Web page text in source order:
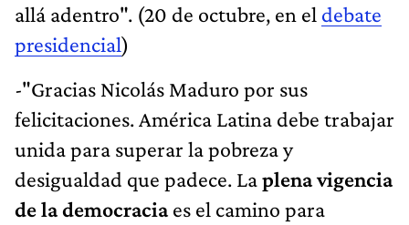
allá adentro". (20 de octubre, en el debate
presidencial)
-"Gracias Nicolás Maduro por sus
felicitaciones. América Latina debe trabajar
unida para superar la pobreza y
desigualdad que padece. Laplena vigencia
de la democraciaes el camino para